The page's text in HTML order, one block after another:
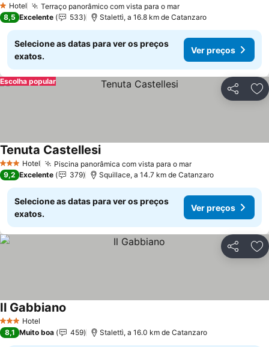
1 Estrelas
Hotel Terraço panorâmico com vista para o marVer preços
8,5 Excelente 533 Stalettì, a 16.8 km de Catanzaro
Selecione as datas para ver os preços
exatos.
Ver preços
Partilhar
Escolha popular
3 EstrelasHotel Piscina panorâmica com vista para o marVer preços
Tenuta CastellesiVer preços
9,2 Excelente 379 Squillace, a 14.7 km de Catanzaro
Selecione as datas para ver os preços
exatos.
Ver preços
Partilhar
3 EstrelasHotel
Il Gabbiano
8,1 Muito boa 459 Stalettì, a 16.0 km de Catanzaro